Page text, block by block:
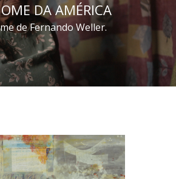
DA AMÉRICA
de Fernando Weller.